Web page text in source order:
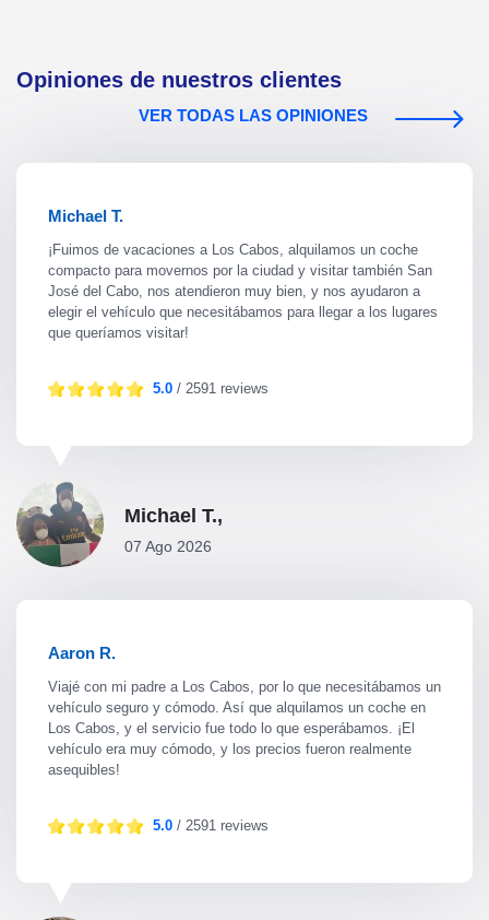
Opiniones de nuestros clientes
VER TODAS LAS OPINIONES
Michael T.
¡Fuimos de vacaciones a Los Cabos, alquilamos un coche
compacto para movernos por la ciudad y visitar también San
José del Cabo, nos atendieron muy bien, y nos ayudaron a
elegir el vehículo que necesitábamos para llegar a los lugares
que queríamos visitar!
5.0 / 2591 reviews
Michael T.,
07 Ago 2026
Aaron R.
Viajé con mi padre a Los Cabos, por lo que necesitábamos un
vehículo seguro y cómodo. Así que alquilamos un coche en
Los Cabos, y el servicio fue todo lo que esperábamos. ¡El
vehículo era muy cómodo, y los precios fueron realmente
asequibles!
5.0 / 2591 reviews